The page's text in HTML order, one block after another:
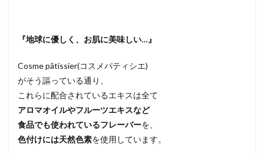
『地球に優しく、お肌に美味しい…』
Cosme pâtissier(コスメパティシエ)
がそう謳っている通り、
これらに配合されているエキスは全て
アロマオイルやフルーツエキスなど
食品でも使われているフレーバーを、
色付けには天然色素を使用しています。